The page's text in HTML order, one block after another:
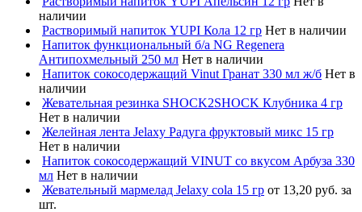
наличии
Растворимый напиток YUPI Кола 12 гр Нет в наличии
Напиток функциональный б/а NG Regenera
Антипохмельный 250 мл Нет в наличии
Напиток сокосодержащий Vinut Гранат 330 мл ж/б Нет в
наличии
Жевательная резинка SHOCK2SHOCK Клубника 4 гр
Нет в наличии
Желейная лента Jelaxy Радуга фруктовый микс 15 гр
Нет в наличии
Напиток сокосодержащий VINUT со вкусом Арбуза 330
мл Нет в наличии
Жевательный мармелад Jelaxy cola 15 гр от 13,20 руб. за
шт.